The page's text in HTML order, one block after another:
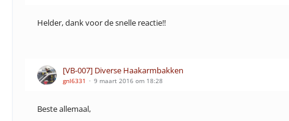
Helder, dank voor de snelle reactie!!
[VB-007] Diverse Haakarmbakken
gnl6331 9 maart 2016 om 18:28
Beste allemaal,